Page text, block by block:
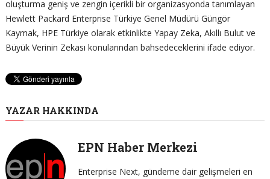
oluşturma geniş ve zengin içerikli bir organizasyonda tanımlayan
Hewlett Packard Enterprise Türkiye Genel Müdürü Güngör
Kaymak, HPE Türkiye olarak etkinlikte Yapay Zeka, Akıllı Bulut ve
Büyük Verinin Zekası konularından bahsedeceklerini ifade ediyor.
YAZAR HAKKINDA
EPN Haber Merkezi
Enterprise Next, gündeme dair gelişmeleri en